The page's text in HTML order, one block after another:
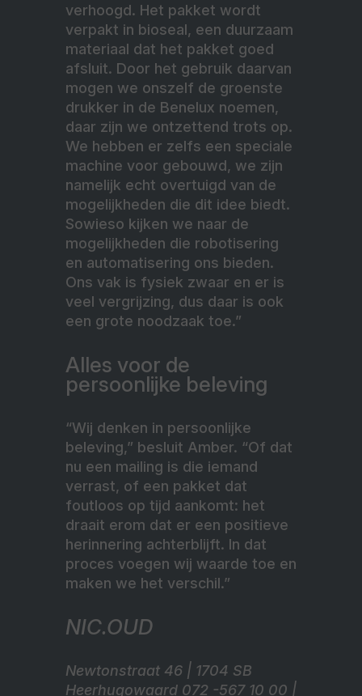
verhoogd. Het pakket wordt
verpakt in bioseal, een duurzaam
materiaal dat het pakket goed
afsluit. Door het gebruik daarvan
mogen we onszelf de groenste
drukker in de Benelux noemen,
daar zijn we ontzettend trots op.
We hebben er zelfs een speciale
machine voor gebouwd, we zijn
namelijk echt overtuigd van de
mogelijkheden die dit idee biedt.
Sowieso kijken we naar de
mogelijkheden die robotisering
en automatisering ons bieden.
Ons vak is fysiek zwaar en er is
veel vergrijzing, dus daar is ook
een grote noodzaak toe.”
Alles voor de
persoonlijke beleving
“Wij denken in persoonlijke
beleving,” besluit Amber. “Of dat
nu een mailing is die iemand
verrast, of een pakket dat
foutloos op tijd aankomt: het
draait erom dat er een positieve
herinnering achterblijft. In dat
proces voegen wij waarde toe en
maken we het verschil.”
NIC.OUD
Newtonstraat 46 | 1704 SB
Heerhugowaard 072 -567 10 00 |